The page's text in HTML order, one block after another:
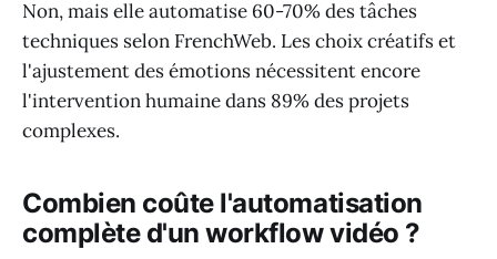
Non, mais elle automatise 60-70% des tâches
techniques selon FrenchWeb. Les choix créatifs et
l'ajustement des émotions nécessitent encore
l'intervention humaine dans 89% des projets
complexes.
Combien coûte l'automatisation
complète d'un workflow vidéo ?